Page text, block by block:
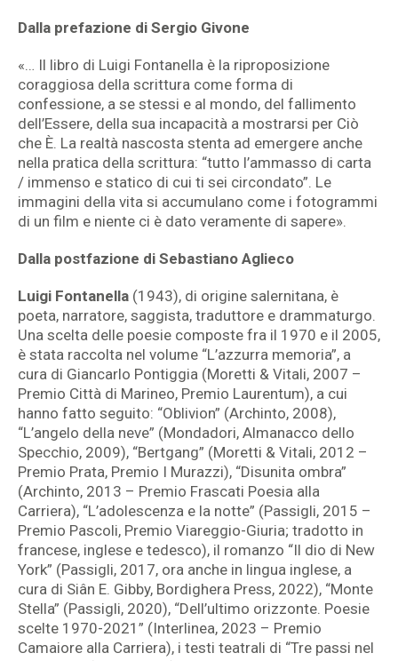
Dalla prefazione di Sergio Givone
«… Il libro di Luigi Fontanella è la riproposizione
coraggiosa della scrittura come forma di
confessione, a se stessi e al mondo, del fallimento
dell’Essere, della sua incapacità a mostrarsi per Ciò
che È. La realtà nascosta stenta ad emergere anche
nella pratica della scrittura: “tutto l’ammasso di carta
/ immenso e statico di cui ti sei circondato”. Le
immagini della vita si accumulano come i fotogrammi
di un film e niente ci è dato veramente di sapere».
Dalla postfazione di Sebastiano Aglieco
Luigi Fontanella (1943), di origine salernitana, è
poeta, narratore, saggista, traduttore e drammaturgo.
Una scelta delle poesie composte fra il 1970 e il 2005,
è stata raccolta nel volume “L’azzurra memoria”, a
cura di Giancarlo Pontiggia (Moretti & Vitali, 2007 –
Premio Città di Marineo, Premio Laurentum), a cui
hanno fatto seguito: “Oblivion” (Archinto, 2008),
“L’angelo della neve” (Mondadori, Almanacco dello
Specchio, 2009), “Bertgang” (Moretti & Vitali, 2012 –
Premio Prata, Premio I Murazzi), “Disunita ombra”
(Archinto, 2013 – Premio Frascati Poesia alla
Carriera), “L’adolescenza e la notte” (Passigli, 2015 –
Premio Pascoli, Premio Viareggio-Giuria; tradotto in
francese, inglese e tedesco), il romanzo “Il dio di New
York” (Passigli, 2017, ora anche in lingua inglese, a
cura di Siân E. Gibby, Bordighera Press, 2022), “Monte
Stella” (Passigli, 2020), “Dell’ultimo orizzonte. Poesie
scelte 1970-2021” (Interlinea, 2023 – Premio
Camaiore alla Carriera), i testi teatrali di “Tre passi nel